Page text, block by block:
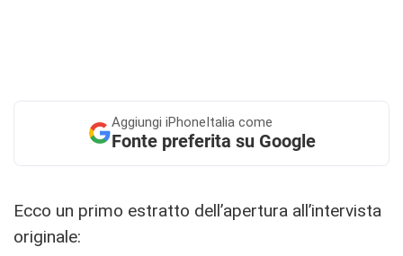
Aggiungi iPhoneItalia come
Fonte preferita su Google
Ecco un primo estratto dell’apertura all’intervista
originale: